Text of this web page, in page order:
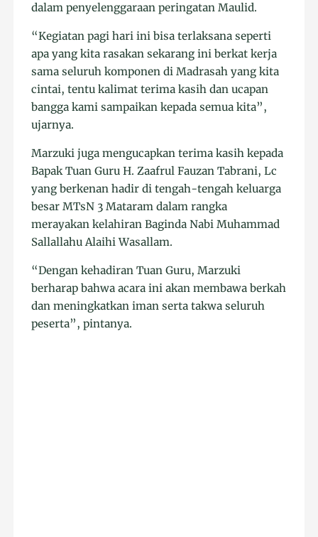
dalam penyelenggaraan peringatan Maulid.
“Kegiatan pagi hari ini bisa terlaksana seperti
apa yang kita rasakan sekarang ini berkat kerja
sama seluruh komponen di Madrasah yang kita
cintai, tentu kalimat terima kasih dan ucapan
bangga kami sampaikan kepada semua kita”,
ujarnya.
Marzuki juga mengucapkan terima kasih kepada
Bapak Tuan Guru H. Zaafrul Fauzan Tabrani, Lc
yang berkenan hadir di tengah-tengah keluarga
besar MTsN 3 Mataram dalam rangka
merayakan kelahiran Baginda Nabi Muhammad
Sallallahu Alaihi Wasallam.
“Dengan kehadiran Tuan Guru, Marzuki
berharap bahwa acara ini akan membawa berkah
dan meningkatkan iman serta takwa seluruh
peserta”, pintanya.